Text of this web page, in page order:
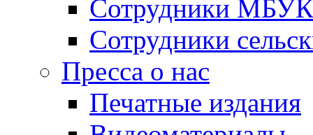
Сотрудники
Сотрудники
Пресса о нас
Печатные издания